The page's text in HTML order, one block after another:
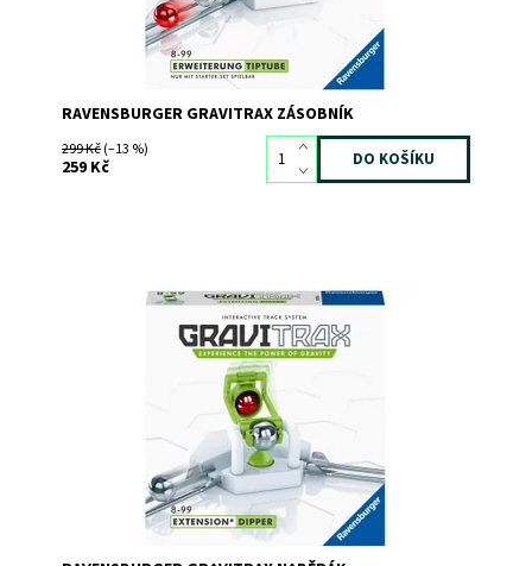
RAVENSBURGER GRAVITRAX ZÁSOBNÍK
299 Kč(–13 %)
259 Kč
Skladem>3
8935
RAVENSBURGER